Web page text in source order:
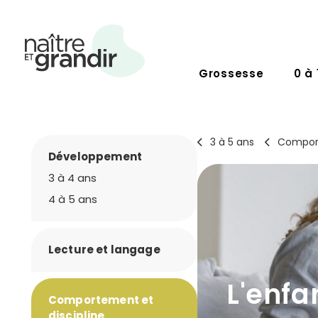
Grossesse 0 à
3 à 5 ans
Développement
3 à 4 ans
4 à 5 ans
Lecture et langage
Comportement et